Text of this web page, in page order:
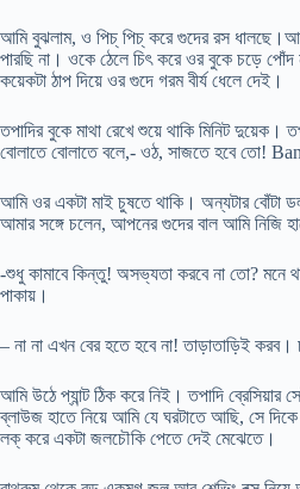
আমি বুঝলাম, ও পিচ্ পিচ্ করে গুদের রস
পারছি না। ওকে ঠেলে চিৎ করে ওর বুকে চড়ে পোঁদ
কয়েকটা ঠাপ দিয়ে ওর গুদে গরম বীর্য ধেলে দেই।
তপাদির বুকে মাথা রেখে শুয়ে থাকি মিনিট দুয়েক।
বোলাতে বোলাতে বলে,- ওঠ, সাজতে হবে তো!
আমি ওর একটা মাই চুষতে থাকি। অন্যটার বোঁটা
আমার সঙ্গে চলেন, আপনের গুদের বাল আমি নিজি
-শুধু কামাবে কিন্তু! অসভ্যতা করবে না তো? মনে
পাকায়।
– না না এখন বের হতে হবে না! তাড়াতাড়িই করব।
আমি উঠে প্যান্ট ঠিক করে নিই। তপাদি ব্রেসিয়ার
ব্লাউজ হাতে নিয়ে আমি যে ঘরটাতে আছি, সে
লক্ করে একটা জলচৌকি পেতে দেই মেঝেতে।